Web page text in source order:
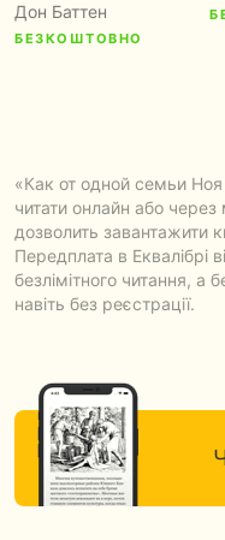
Дон Баттен
БЕЗКОШТОВНО
«Как от одной семьи
читати онлайн або
дозволить завантажити
Передплата в Еквалібрі
безлімітного читання, а
навіть без реєстрації.